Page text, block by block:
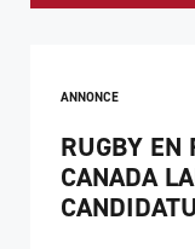
ANNONCE
RUGBY EN
CANADA